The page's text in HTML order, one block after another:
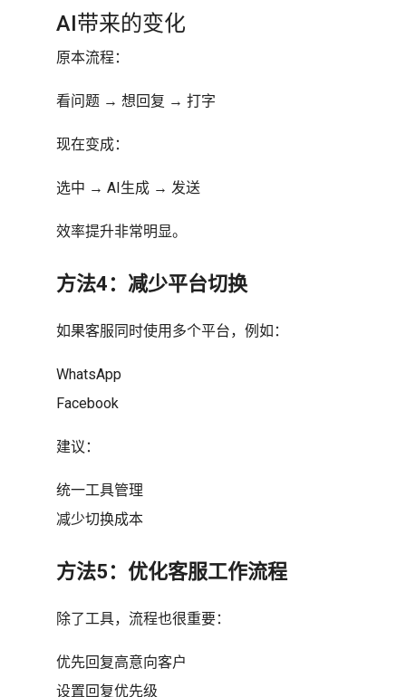
AI带来的变化
原本流程：
看问题 → 想回复 → 打字
现在变成：
选中 → AI生成 → 发送
效率提升非常明显。
方法4：减少平台切换
如果客服同时使用多个平台，例如：
WhatsApp
Facebook
建议：
统一工具管理
减少切换成本
方法5：优化客服工作流程
除了工具，流程也很重要：
优先回复高意向客户
设置回复优先级